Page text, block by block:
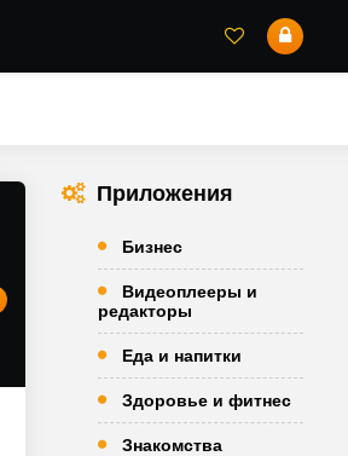
Приложения
Бизнес
Видеоплееры и
редакторы
Еда и напитки
Здоровье и фитнес
Знакомства